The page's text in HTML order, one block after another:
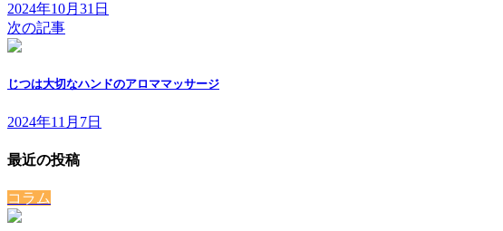
2024年10月31日
次の記事
じつは大切なハンドのアロママッサージ
2024年11月7日
最近の投稿
コラム